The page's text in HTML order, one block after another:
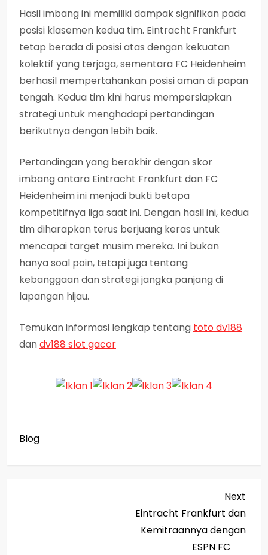
Hasil imbang ini memiliki dampak signifikan pada
posisi klasemen kedua tim. Eintracht Frankfurt
tetap berada di posisi atas dengan kekuatan
kolektif yang terjaga, sementara FC Heidenheim
berhasil mempertahankan posisi aman di papan
tengah. Kedua tim kini harus mempersiapkan
strategi untuk menghadapi pertandingan
berikutnya dengan lebih baik.
Pertandingan yang berakhir dengan skor
imbang antara Eintracht Frankfurt dan FC
Heidenheim ini menjadi bukti betapa
kompetitifnya liga saat ini. Dengan hasil ini, kedua
tim diharapkan terus berjuang keras untuk
mencapai target musim mereka. Ini bukan
hanya soal poin, tetapi juga tentang
kebanggaan dan strategi jangka panjang di
lapangan hijau.
Temukan informasi lengkap tentang toto dv188
dandv188 slot gacor
Blog
Post
Next
Eintracht Frankfurt dan
Kemitraannya dengan
ESPN FC